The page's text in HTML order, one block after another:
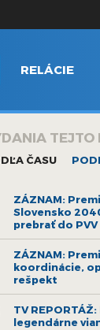
RELÁCIE
TEJTO
ČASU
ZÁZNAM:
Slovensko
prebrať do PVV
ZÁZNAM:
koordinácie,
rešpekt
TV
legendárne